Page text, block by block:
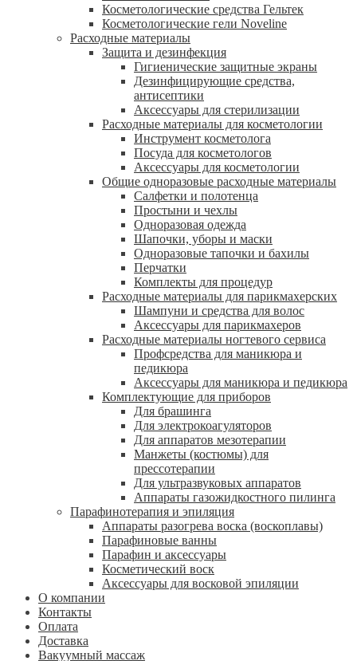
Косметологические средства Гельтек
Косметологические гели Noveline
Расходные материалы
Защита и дезинфекция
Гигиенические защитные экраны
Дезинфицирующие средства,
антисептики
Аксессуары для стерилизации
Расходные материалы для косметологии
Инструмент косметолога
Посуда для косметологов
Аксессуары для косметологии
Общие одноразовые расходные материалы
Салфетки и полотенца
Простыни и чехлы
Одноразовая одежда
Шапочки, уборы и маски
Одноразовые тапочки и бахилы
Перчатки
Комплекты для процедур
Расходные материалы для парикмахерских
Шампуни и средства для волос
Аксессуары для парикмахеров
Расходные материалы ногтевого сервиса
Профсредства для маникюра и
педикюра
Аксессуары для маникюра и педикюра
Комплектующие для приборов
Для брашинга
Для электрокоагуляторов
Для аппаратов мезотерапии
Манжеты (костюмы) для
прессотерапии
Для ультразвуковых аппаратов
Аппараты газожидкостного пилинга
Парафинотерапия и эпиляция
Аппараты разогрева воска (воскоплавы)
Парафиновые ванны
Парафин и аксессуары
Косметический воск
Аксессуары для восковой эпиляции
О компании
Контакты
Оплата
Доставка
Вакуумный массаж